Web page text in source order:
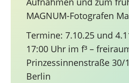
MAGNUM-Fotografen
Termine: 7.10.25 und
17:00 Uhr im f³ –
Prinzessinnenstraße 30/
Berlin